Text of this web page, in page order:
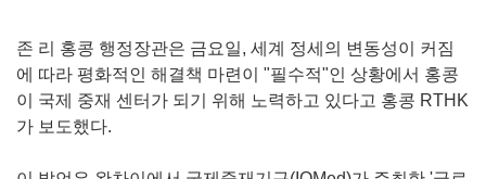
존 리 홍콩 행정장관은 금요일, 세계 정세의 변동성이 커짐
에 따라 평화적인 해결책 마련이 "필수적"인 상황에서 홍콩
이 국제 중재 센터가 되기 위해 노력하고 있다고 홍콩 RTHK
가 보도했다.